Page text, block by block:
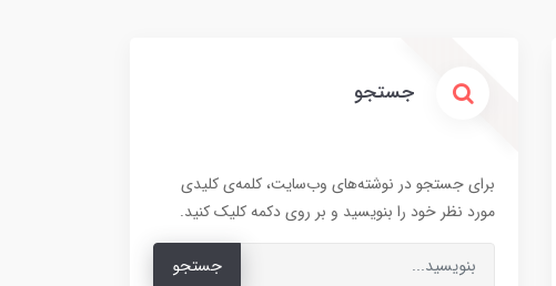
جستجو
برای جستجو در نوشته‌های وب‌سایت، کلمه‌ی کلیدی
مورد نظر خود را بنویسید و بر روی دکمه کلیک کنید.
جستجو